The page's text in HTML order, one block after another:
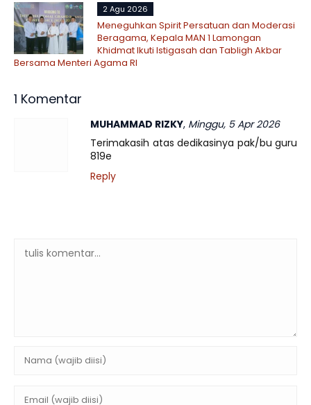
2 Agu 2026
Meneguhkan Spirit Persatuan dan Moderasi
Beragama, Kepala MAN 1 Lamongan
Khidmat Ikuti Istigasah dan Tabligh Akbar
Bersama Menteri Agama RI
1 Komentar
MUHAMMAD RIZKY, Minggu, 5 Apr 2026
Terimakasih atas dedikasinya pak/bu guru
819e
Reply